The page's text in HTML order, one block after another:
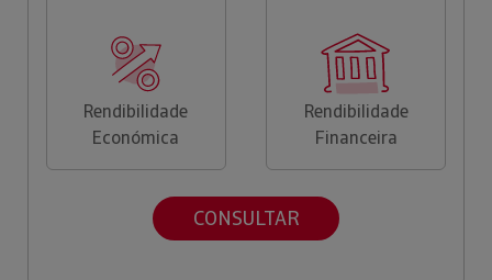
Rendibilidade
Económica
Rendibilidade
Financeira
CONSULTAR